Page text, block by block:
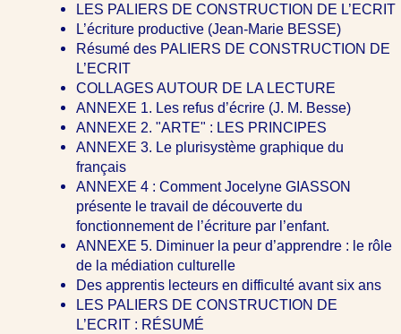
LES PALIERS DE CONSTRUCTION DE L’ECRIT
L’écriture productive (Jean-Marie BESSE)
Résumé des PALIERS DE CONSTRUCTION DE
L’ECRIT
COLLAGES AUTOUR DE LA LECTURE
ANNEXE 1. Les refus d’écrire (J. M. Besse)
ANNEXE 2. "ARTE" : LES PRINCIPES
ANNEXE 3. Le plurisystème graphique du
français
ANNEXE 4 : Comment Jocelyne GIASSON
présente le travail de découverte du
fonctionnement de l’écriture par l’enfant.
ANNEXE 5. Diminuer la peur d’apprendre : le rôle
de la médiation culturelle
Des apprentis lecteurs en difficulté avant six ans
LES PALIERS DE CONSTRUCTION DE
L’ECRIT : RÉSUMÉ